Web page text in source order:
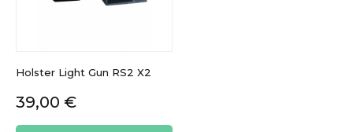
Holster Light Gun RS2 X2
Prix
39,00 €